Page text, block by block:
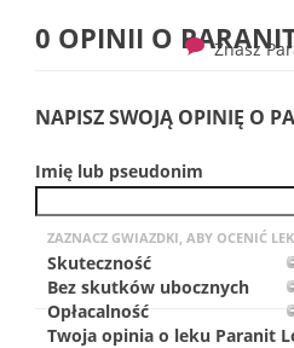
0 OPINII O Znasz
NAPISZ SWOJĄ OPINIĘ O
Twoja opinia o leku Paranit
Imię lub pseudonim
ZAZNACZ GWIAZDKI, ABY OCENIĆ
Skuteczność
Bez skutków ubocznych
Opłacalność